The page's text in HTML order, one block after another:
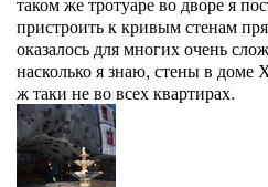
пристроить к кривым стенам
оказалось для многих очень
насколько я знаю, стены в доме
ж таки не во всех квартирах.